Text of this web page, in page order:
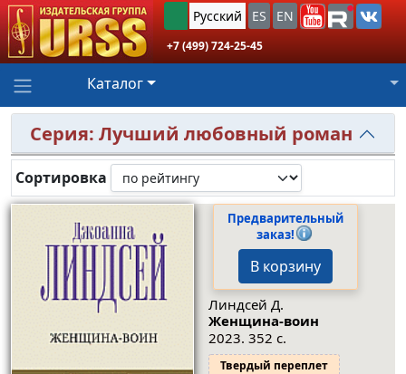
Русский ES EN
+7 (499) 724-25-45
Каталог
Серия: Лучший любовный роман
Сортировка
Предварительный
заказ!
В корзину
Линдсей Д.
Женщина-воин
2023. 352 с.
Твердый переплет